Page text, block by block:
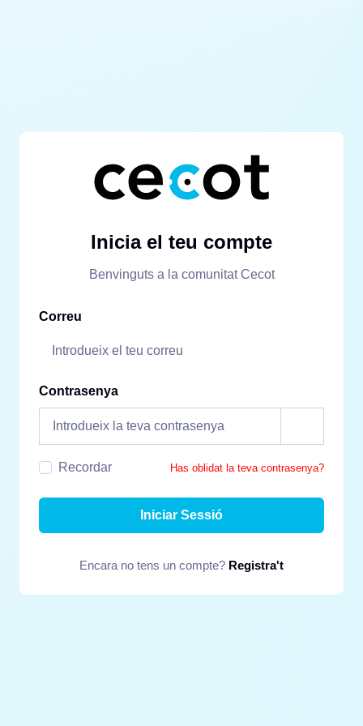
Inicia el teu compte
Benvinguts a la comunitat Cecot
Correu
Contrasenya
Recordar Has oblidat la teva contrasenya?
Iniciar Sessió
Encara no tens un compte? Registra't